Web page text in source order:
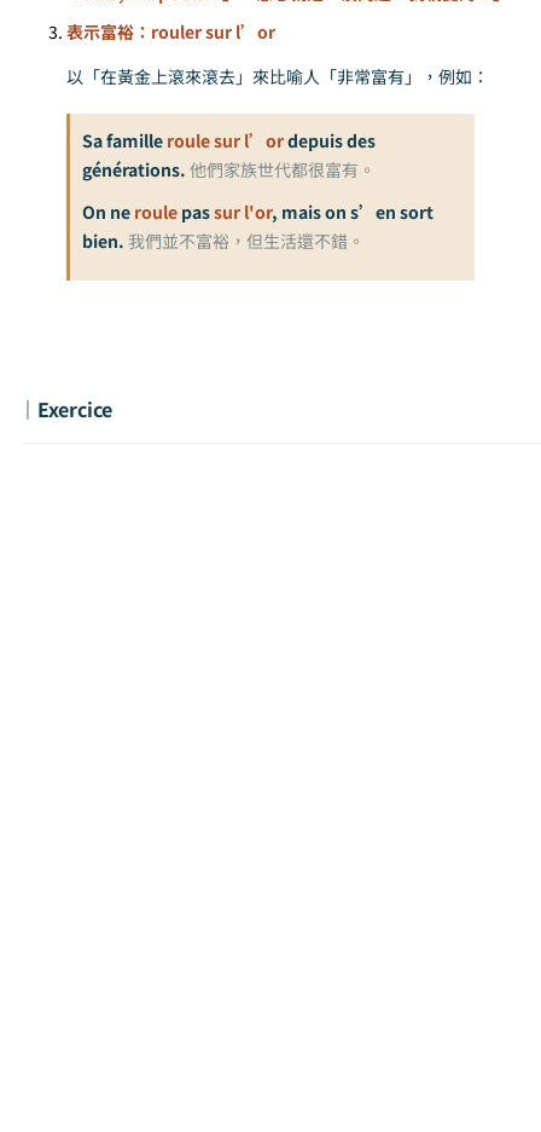
表示富裕：rouler sur l’or
以「在黃金上滾來滾去」來比喻人「非常富有」，例如：
Sa famille roule sur l’ordepuis des
générations. 他們家族世代都很富有。
On ne roule passur l'or, mais on s’en sort
bien. 我們並不富裕，但生活還不錯。
｜Exercice